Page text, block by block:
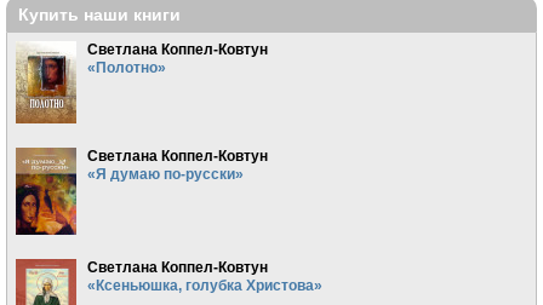
Купить наши книги
Светлана Коппел-Ковтун
«Полотно»
Светлана Коппел-Ковтун
«Я думаю по-русски»
Светлана Коппел-Ковтун
«Ксеньюшка, голубка Христова»